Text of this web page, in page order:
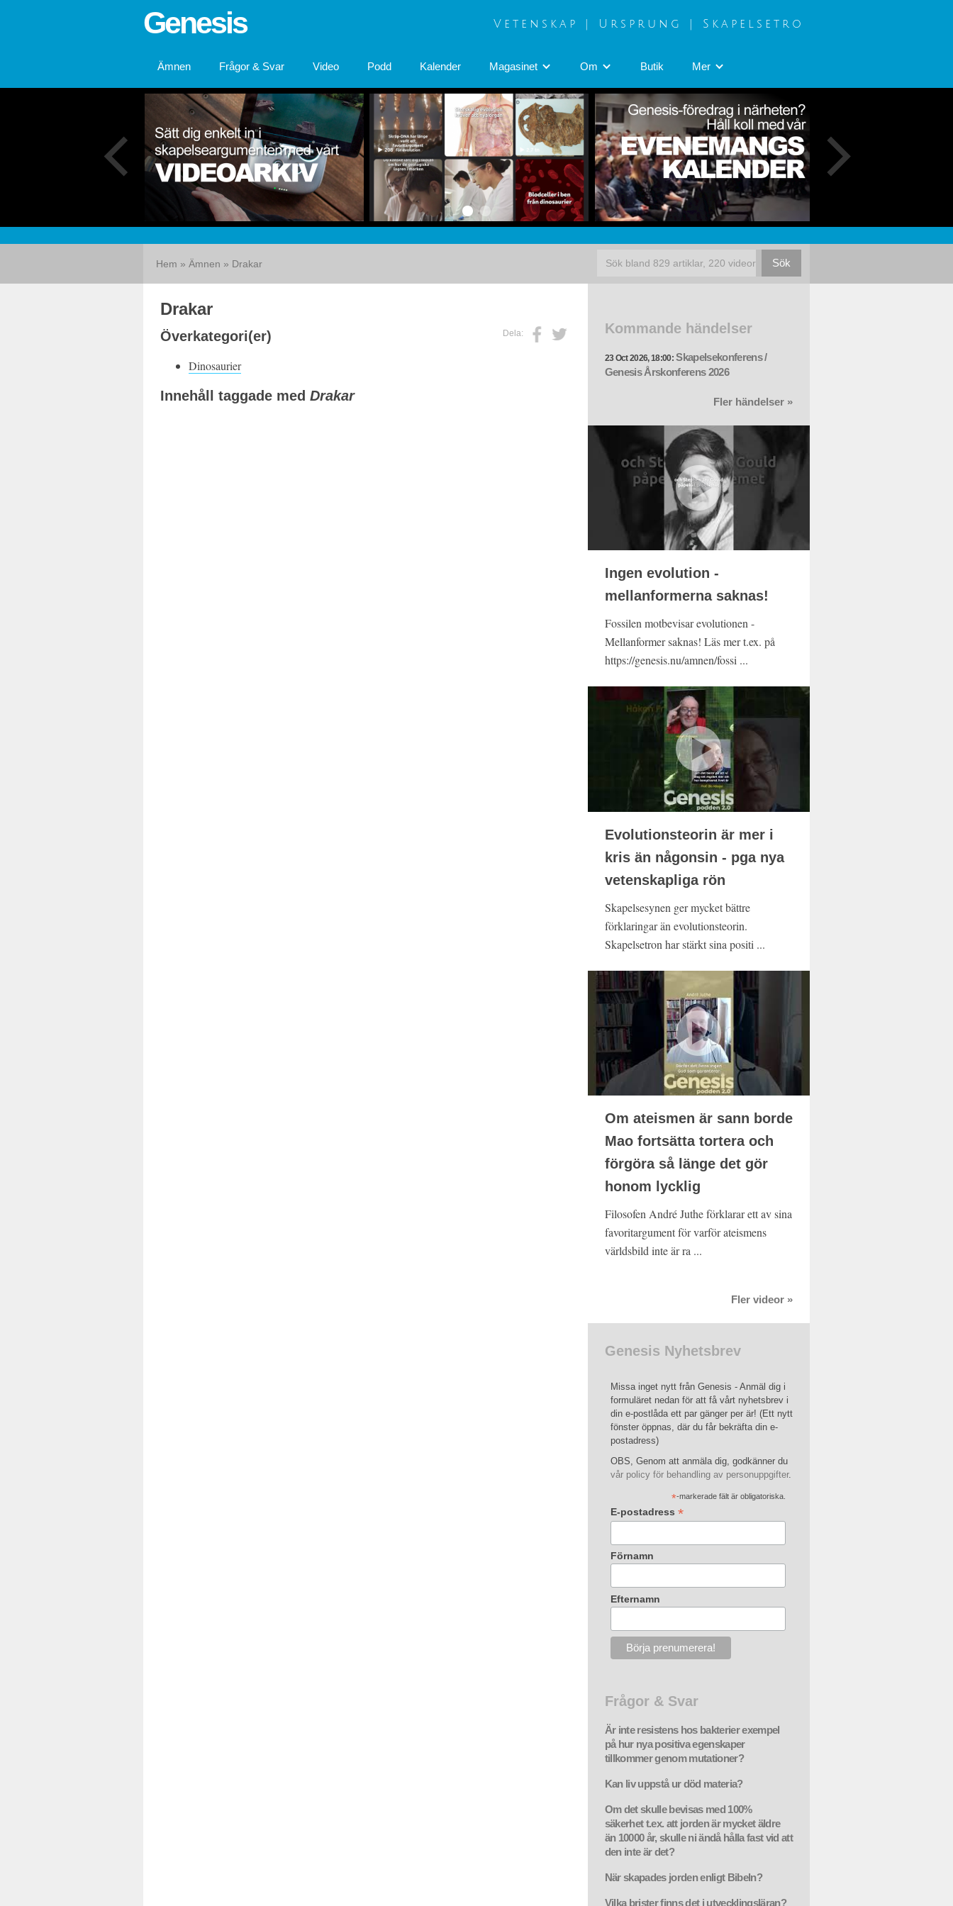
Genesis Vetenskap | Ursprung | Skapelsetro
Ämnen Frågor & Svar Video Podd Kalender Magasinet Om Butik Mer
Hem » Ämnen » Drakar
Drakar
Dela:
Överkategori(er)
Dinosaurier
Innehåll taggade med Drakar
Kommande händelser
23 Oct 2026, 18:00: Skapelsekonferens /
Genesis Årskonferens 2026
Fler händelser »
Ingen evolution -
mellanformerna saknas!
Fossilen motbevisar evolutionen -
Mellanformer saknas! Läs mer t.ex. på
https://genesis.nu/amnen/fossi ...
Evolutionsteorin är mer i
kris än någonsin - pga nya
vetenskapliga rön
Skapelsesynen ger mycket bättre
förklaringar än evolutionsteorin.
Skapelsetron har stärkt sina positi ...
Om ateismen är sann borde
Mao fortsätta tortera och
förgöra så länge det gör
honom lycklig
Filosofen André Juthe förklarar ett av sina
favoritargument för varför ateismens
världsbild inte är ra ...
Fler videor »
Genesis Nyhetsbrev
Missa inget nytt från Genesis - Anmäl dig i
formuläret nedan för att få vårt nyhetsbrev i
din e-postlåda ett par gänger per är! (Ett nytt
fönster öppnas, där du får bekräfta din e-
postadress)
OBS, Genom att anmäla dig, godkänner du
vår policy för behandling av personuppgifter.
*-markerade fält är obligatoriska.
E-postadress *
Förnamn
Efternamn
Frågor & Svar
Är inte resistens hos bakterier exempel
på hur nya positiva egenskaper
tillkommer genom mutationer?
Kan liv uppstå ur död materia?
Om det skulle bevisas med 100%
säkerhet t.ex. att jorden är mycket äldre
än 10000 år, skulle ni ändå hålla fast vid att
den inte är det?
När skapades jorden enligt Bibeln?
Vilka brister finns det i utvecklingsläran?